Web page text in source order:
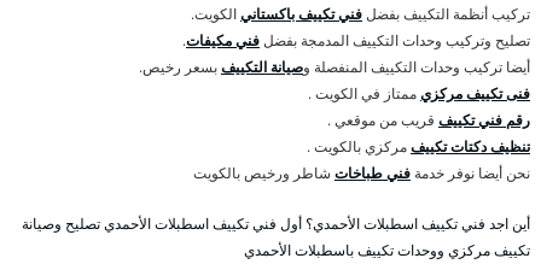
تركيب أنظمة التكييف بفضلفني تكييف باكستانيالكويت.
تصليح وتركيب وحدات التكييف المدمجة بفضلفني مكيفات.
أيضا تركيب وحدات التكييف المنفصلة وصيانة التكييفبسعر رخيص.
فنى تكييف مركزيممتاز في الكويت .
رقم فني تكييف قريب من موقعي .
تنظيف دكتات تكييفمركزي بالكويت .
نحن أيضا نوفر خدمة فني طباخات شاطر ورخيص بالكويت
أين اجد فني تكييف اسطبلات الأحمدي؟ أول فني تكييف اسطبلات الأحمدي تصليح وصيانة
تكييف مركزي ووحدات تكييف باسطبلات الأحمدي